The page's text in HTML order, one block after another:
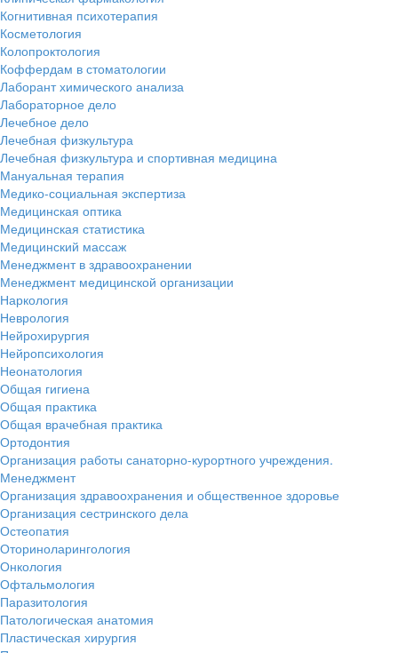
Когнитивная психотерапия
Косметология
Колопроктология
Коффердам в стоматологии
Лаборант химического анализа
Лабораторное дело
Лечебное дело
Лечебная физкультура
Лечебная физкультура и спортивная медицина
Мануальная терапия
Медико-социальная экспертиза
Медицинская оптика
Медицинская статистика
Медицинский массаж
Менеджмент в здравоохранении
Менеджмент медицинской организации
Наркология
Неврология
Нейрохирургия
Нейропсихология
Неонатология
Общая гигиена
Общая практика
Общая врачебная практика
Ортодонтия
Организация работы санаторно-курортного учреждения.
Менеджмент
Организация здравоохранения и общественное здоровье
Организация сестринского дела
Остеопатия
Оториноларингология
Онкология
Офтальмология
Паразитология
Патологическая анатомия
Пластическая хирургия